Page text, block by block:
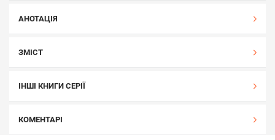
АНОТАЦІЯ
ЗМІСТ
ІНШІ КНИГИ СЕРІЇ
КОМЕНТАРІ